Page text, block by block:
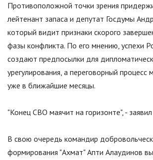
Противоположной точки зрения
лейтенант запаса и депутат Госдумы
который видит признаки скорого
фазы конфликта. По его мнению, успехи
создают предпосылки для
урегулирования, а переговорный процесс
уже в ближайшие месяцы.
"Конец СВО маячит на горизонте", - заявил
В свою очередь командир
формирования "Ахмат"Апти Алаудинов